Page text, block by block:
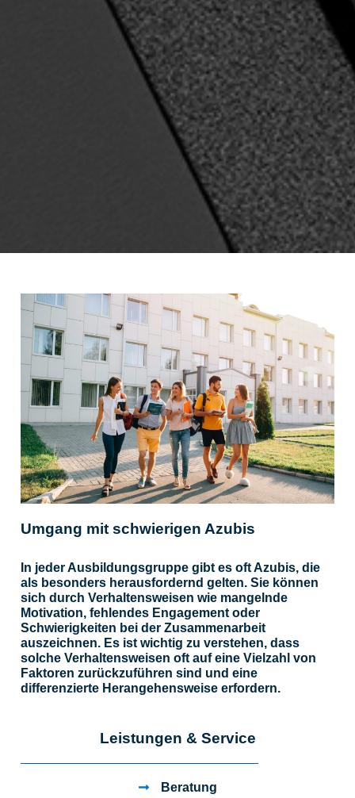
Leistungen & Service
Beratung
Umgang mit schwierigen Azubis
In jeder Ausbildungsgruppe gibt es oft Azubis, die
als besonders herausfordernd gelten. Sie können
sich durch Verhaltensweisen wie mangelnde
Motivation, fehlendes Engagement oder
Schwierigkeiten bei der Zusammenarbeit
auszeichnen. Es ist wichtig zu verstehen, dass
solche Verhaltensweisen oft auf eine Vielzahl von
Faktoren zurückzuführen sind und eine
differenzierte Herangehensweise erfordern.